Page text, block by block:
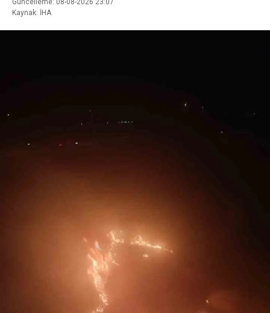
Güncelleme: 08-08-2026 23:07
Kaynak: İHA